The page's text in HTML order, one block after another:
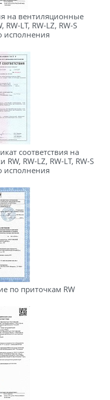
на вентиляционные
LT, RW-LZ, RW-S
исполнения
соответствия на
RW-LZ, RW-LT, RW-S
исполнения
по приточкам RW